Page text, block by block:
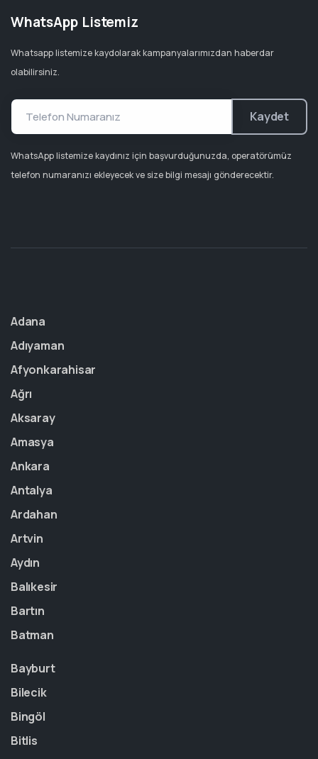
WhatsApp Listemiz
Whatsapp listemize kaydolarak kampanyalarımızdan haberdar
olabilirsiniz.
Kaydet
WhatsApp listemize kaydınız için başvurduğunuzda, operatörümüz
telefon numaranızı ekleyecek ve size bilgi mesajı gönderecektir.
Adana
Adıyaman
Afyonkarahisar
Ağrı
Aksaray
Amasya
Ankara
Antalya
Ardahan
Artvin
Aydın
Balıkesir
Bartın
Batman
Bayburt
Bilecik
Bingöl
Bitlis